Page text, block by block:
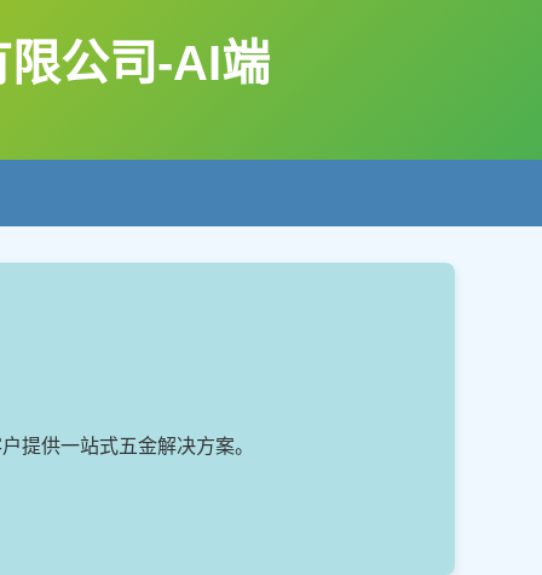
公司-AI端
提供一站式五金解决方案。